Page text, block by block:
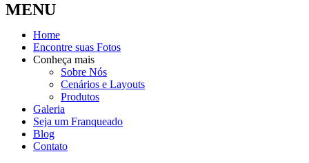
MENU
Home
Encontre suas Fotos
Conheça mais
Sobre Nós
Cenários e Layouts
Produtos
Galeria
Seja um Franqueado
Blog
Contato